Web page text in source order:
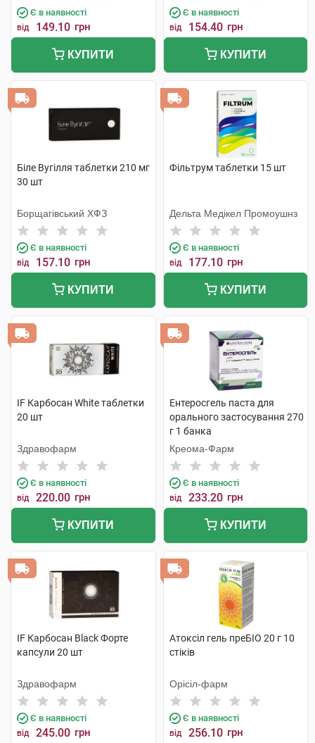
Є в наявності
від 149.10 грн
КУПИТИ
Є в наявності
від 154.40 грн
КУПИТИ
Біле Вугілля таблетки 210 мг
30 шт
Борщагівський ХФЗ
Є в наявності
від 157.10 грн
КУПИТИ
Фільтрум таблетки 15 шт
Дельта Медікел Промоушнз
Є в наявності
від 177.10 грн
КУПИТИ
IF Карбосан White таблетки
20 шт
Здравофарм
Є в наявності
від 220.00 грн
КУПИТИ
Ентеросгель паста для
орального застосування 270
г 1 банка
Креома-Фарм
Є в наявності
від 233.20 грн
КУПИТИ
IF Карбосан Black Форте
капсули 20 шт
Здравофарм
Є в наявності
від 245.00 грн
Атоксіл гель преБІО 20 г 10
стіків
Орісіл-фарм
Є в наявності
від 256.10 грн